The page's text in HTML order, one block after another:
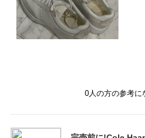
0 人の方の参考に